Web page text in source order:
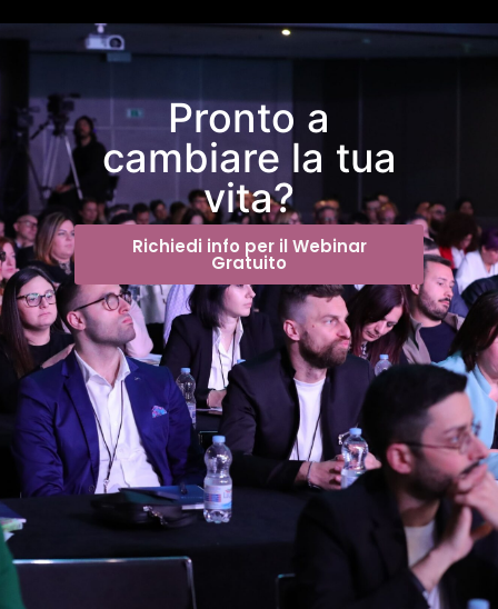
Pronto a
cambiare la tua
vita?
Richiedi info per il Webinar
Gratuito